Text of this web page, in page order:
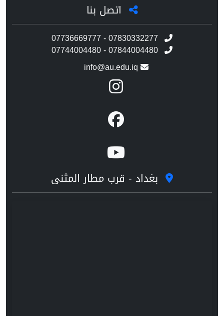
اتصل بنا
07736669777 - 07830332277
07744004480 - 07844004480
info@au.edu.iq
بغداد - قرب مطار المثنى